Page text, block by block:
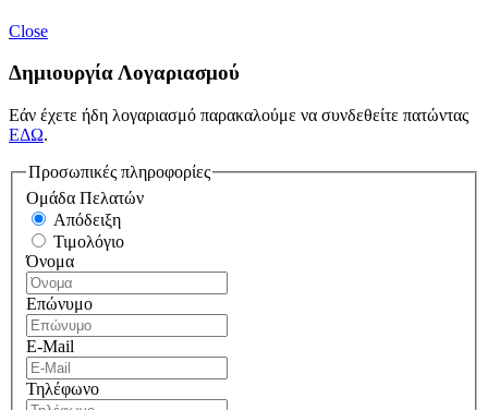
Close
Δημιουργία Λογαριασμού
Εάν έχετε ήδη λογαριασμό παρακαλούμε να συνδεθείτε πατώντας
ΕΔΩ.
Προσωπικές πληροφορίες
Ομάδα Πελατών
Απόδειξη
Τιμολόγιο
Όνομα
Επώνυμο
E-Mail
Τηλέφωνο